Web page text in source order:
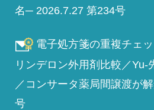
名─ 2026.7.27 第234号
電子処方箋の重複チェ
リンデロン外用剤比較／Yu-
／コンサータ薬局間譲渡が
号